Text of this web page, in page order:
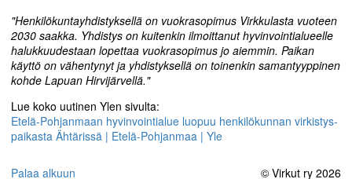
"Henkilökuntayhdistyksellä on vuokrasopimus Virkkulasta vuoteen
2030 saakka. Yhdistys on kuitenkin ilmoittanut hyvinvointialueelle
halukkuudestaan lopettaa vuokrasopimus jo aiemmin. Paikan
käyttö on vähentynyt ja yhdistyksellä on toinenkin samantyyppinen
kohde Lapuan Hirvijärvellä."
Lue koko uutinen Ylen sivulta:
Etelä-Pohjanmaan hyvinvointialue luopuu henkilökunnan virkistys­
paikasta Ähtärissä | Etelä-Pohjanmaa | Yle
Palaa alkuun © Virkut ry 2026